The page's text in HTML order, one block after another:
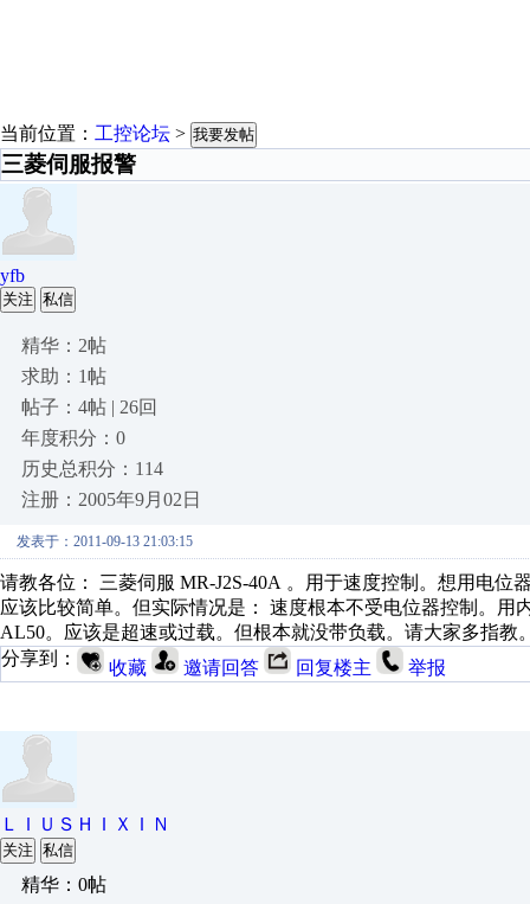
当前位置： 工控论坛 > 我要发帖
三菱伺服报警
yfb
关注 私信
精华：2帖
求助：1帖
帖子：4帖 | 26回
年度积分：0
历史总积分：114
注册：2005年9月02日
发表于：2011-09-13 21:03:15
请教各位： 三菱伺服 MR-J2S-40A 。用于速度控制。想用电位
应该比较简单。但实际情况是： 速度根本不受电位器控制。
AL50。应该是超速或过载。但根本就没带负载。请大家多指教
分享到：
收藏 邀请回答 回复楼主 举报
ＬＩＵＳＨＩＸＩＮ
关注 私信
精华：0帖